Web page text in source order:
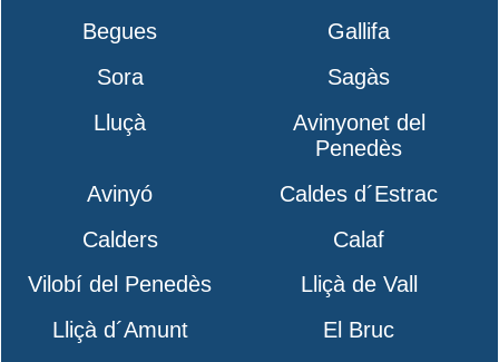
Begues
Gallifa
Sora
Sagàs
Lluçà
Avinyonet del
Penedès
Avinyó
Caldes d´Estrac
Calders
Calaf
Vilobí del Penedès
Lliçà de Vall
Lliçà d´Amunt
El Bruc